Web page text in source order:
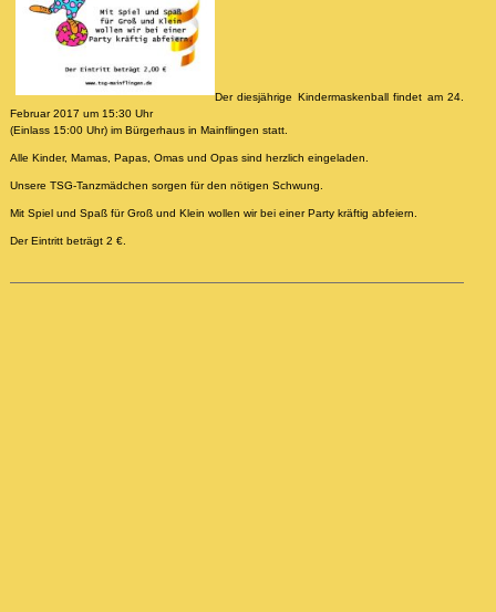
Der diesjährige Kindermaskenball findet am 24.
Februar 2017 um 15:30 Uhr
(Einlass 15:00 Uhr) im Bürgerhaus in Mainflingen statt.
Alle Kinder, Mamas, Papas, Omas und Opas sind herzlich eingeladen.
Unsere TSG-Tanzmädchen sorgen für den nötigen Schwung.
Mit Spiel und Spaß für Groß und Klein wollen wir bei einer Party kräftig abfeiern.
Der Eintritt beträgt 2 €.